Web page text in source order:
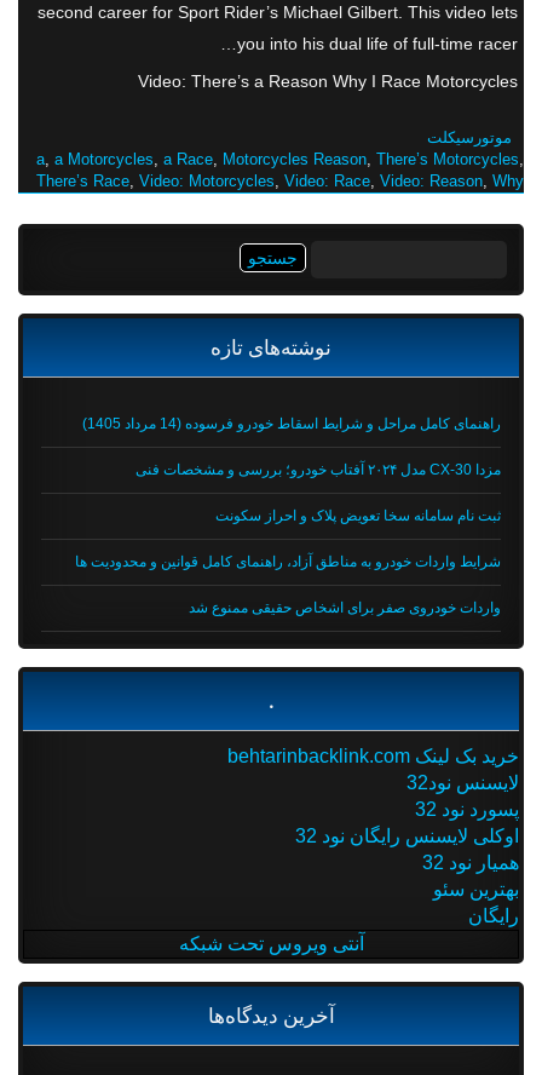
second career for Sport Rider’s Michael Gilbert. This video lets
you into his dual life of full-time racer…
Video: There’s a Reason Why I Race Motorcycles
موتورسیکلت
a ,a Motorcycles ,a Race,Motorcycles Reason,There’s Motorcycles
There’s Race,Video: Motorcycles,Video: Race,Video: Reason,Why
نوشته‌های تازه
راهنمای کامل مراحل و شرایط اسقاط خودرو فرسوده (14 مرداد 1405)
مزدا CX-30 مدل ۲۰۲۴ آفتاب خودرو؛ بررسی و مشخصات فنی
ثبت نام سامانه سخا تعویض پلاک و احراز سکونت
شرایط واردات خودرو به مناطق آزاد، راهنمای کامل قوانین و محدودیت ها
واردات خودروی صفر برای اشخاص حقیقی ممنوع شد
خرید بک لینک behtarinbacklink.com
لایسنس نود32
پسورد نود 32
اوکلی لایسنس رایگان نود 32
همیار نود 32
بهترین سئو
رایگان
آنتی ویروس تحت شبکه
آخرین دیدگاه‌ها